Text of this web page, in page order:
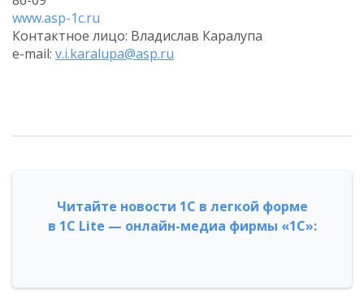
www.asp-1c.ru
Контактное лицо: Владислав Каралупа
e-mail: v.i.karalupa@asp.ru
Читайте новости 1С в легкой форме
в 1С Lite — онлайн-медиа фирмы «1С»: